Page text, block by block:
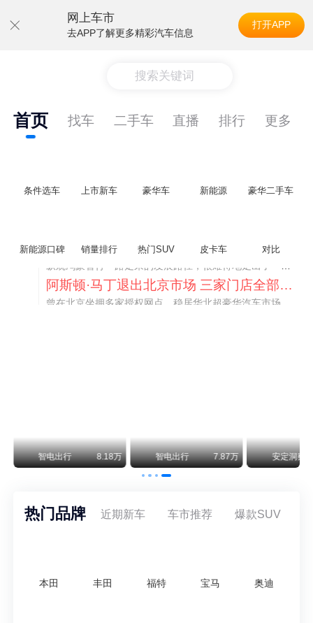
网上车市
去APP了解更多精彩汽车信息
打开APP
搜索关键词
首页 找车 二手车 直播 排行 更多
条件选车 上市新车 豪华车 新能源 豪华二手车
新能源口碑 销量排行 热门SUV 皮卡车 对比
阿斯顿·马丁退出北京市场 三家门店全部关闭
智电出行 8.18万 智电出行 7.87万 安定洞察
热门品牌 近期新车 车市推荐 爆款SUV
本田 丰田 福特 宝马 奥迪